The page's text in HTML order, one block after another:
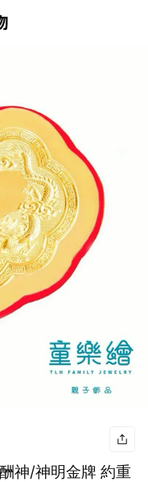
神/神明金牌 約重